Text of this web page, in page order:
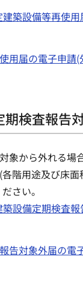
建築設備等再使用
用届の電子申請
検査報告
象から外れる場
階用途及び床
さい。
築設備定期検査
告対象外届の電